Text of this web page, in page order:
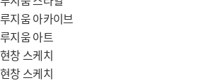
루지움 아카이브
루지움 아트
현창 스케치
현창 스케치